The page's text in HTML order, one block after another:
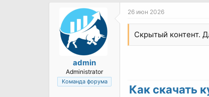
admin
Administrator
Команда форума
26 июн 2026
Скрытый контент.
Как скачать